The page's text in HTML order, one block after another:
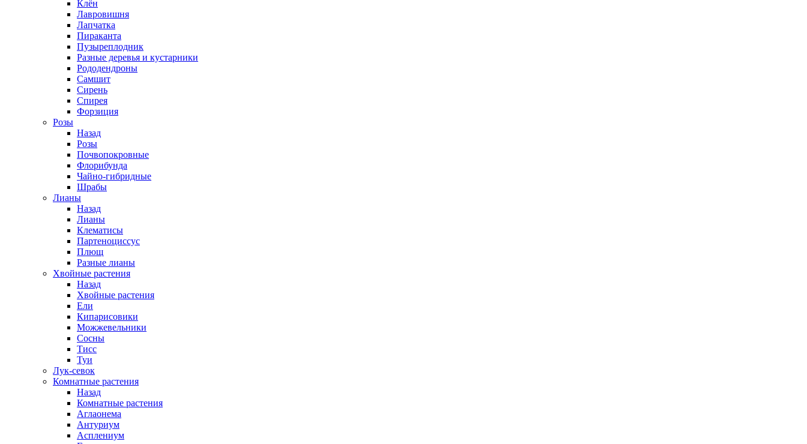
Клён
Лавровишня
Лапчатка
Пираканта
Пузыреплодник
Разные деревья и кустарники
Рододендроны
Самшит
Сирень
Спирея
Форзиция
Розы
Назад
Розы
Почвопокровные
Флорибунда
Чайно-гибридные
Шрабы
Лианы
Назад
Лианы
Клематисы
Партеноциссус
Плющ
Разные лианы
Хвойные растения
Назад
Хвойные растения
Ели
Кипарисовики
Можжевельники
Сосны
Тисс
Туи
Лук-севок
Комнатные растения
Назад
Комнатные растения
Аглаонема
Антуриум
Асплениум